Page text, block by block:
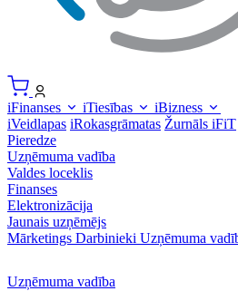
iFinanses iTiesības
iBizness
iVeidlapas iRokasgrāmatas Žurnāls iFiT
Pieredze
Uzņēmuma vadība
Valdes loceklis
Finanses
Elektronizācija
Jaunais uzņēmējs
Mārketings Darbinieki Uzņēmuma
Uzņēmuma vadība